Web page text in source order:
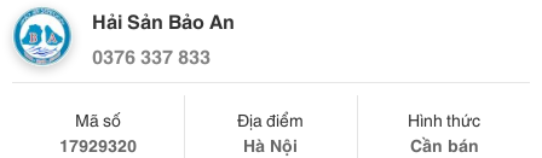
Hải Sản Bảo An
0376 337 833
Mã số
17929320
Địa điểm
Hà Nội
Hình thức
Cần bán